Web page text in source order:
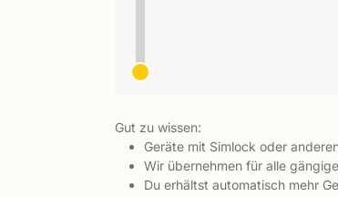
Gut zu wissen:
Geräte mit Simlock oder
Wir übernehmen für alle
Du erhältst automatisch mehr